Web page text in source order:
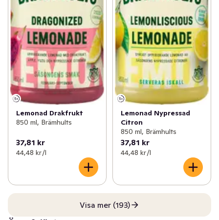
Lemonad Drakfrukt
850 ml, Brämhults
37,81 kr
44,48 kr /l
Lemonad Nypressad
Citron
850 ml, Brämhults
37,81 kr
44,48 kr /l
Visa mer (193)